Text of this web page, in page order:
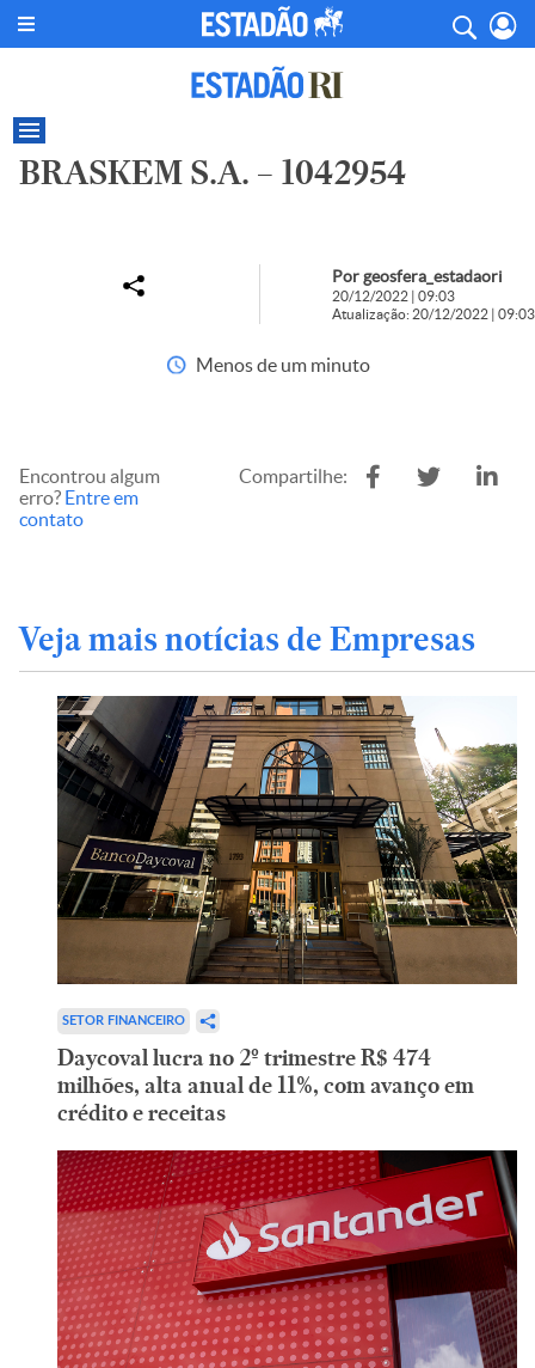
BRASKEM S.A. – 1042954
Por geosfera_estadaori
20/12/2022 | 09:03
Atualização: 20/12/2022 | 09:03
Menos de um minuto
Encontrou algum
erro? Entre em
contato
Compartilhe:
Veja mais notícias de Empresas
SETOR FINANCEIRO
Daycoval lucra no 2º trimestre R$ 474
milhões, alta anual de 11%, com avanço em
crédito e receitas